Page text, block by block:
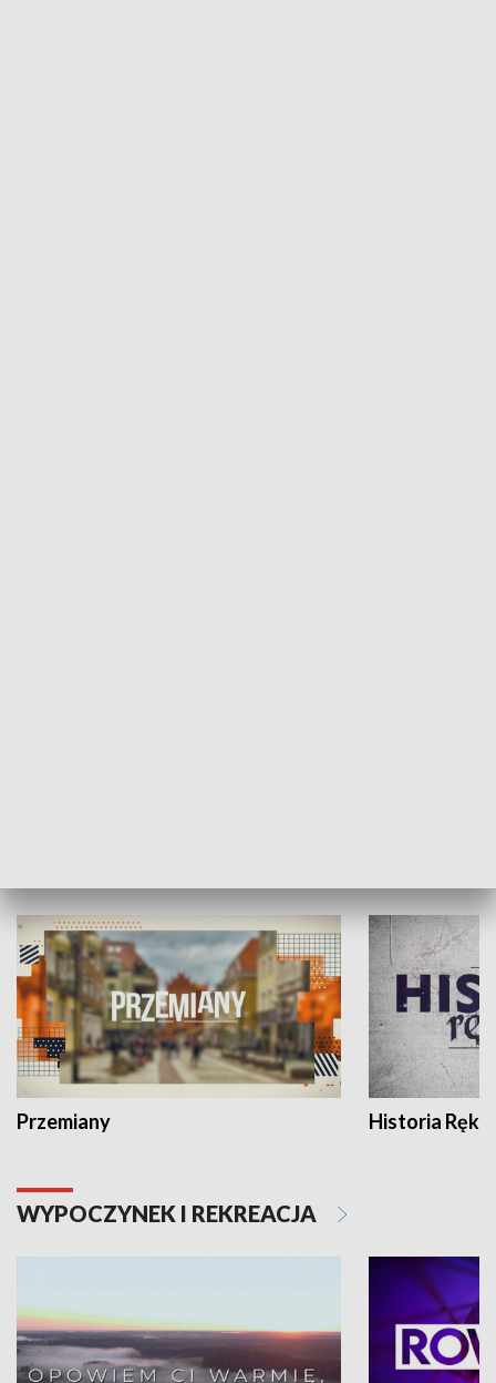
Przemiany Historia Ręką
WYPOCZYNEK I REKREACJA